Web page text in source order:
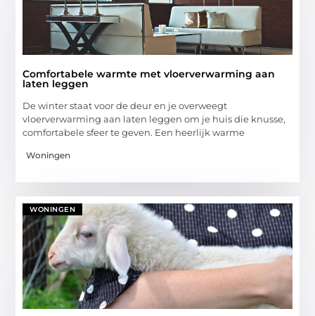
Comfortabele warmte met vloerverwarming aan
laten leggen
De winter staat voor de deur en je overweegt
vloerverwarming aan laten leggen om je huis die knusse,
comfortabele sfeer te geven. Een heerlijk warme
Woningen
WONINGEN